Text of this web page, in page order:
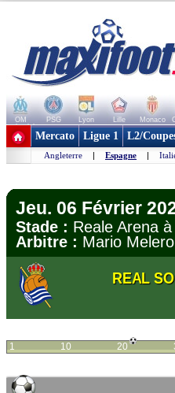
OM PSG Lyon Lille Monaco
+ de clubs
Mercato Ligue 1 L2/
Angleterre | Espagne |
Jeu. 06 Février
Stade : Reale Arena
Arbitre : Mario Melero
REAL
1 10 20